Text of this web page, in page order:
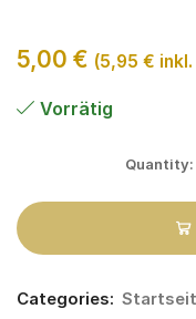
5,00 € (5,95 €
Vorrätig
Categories: